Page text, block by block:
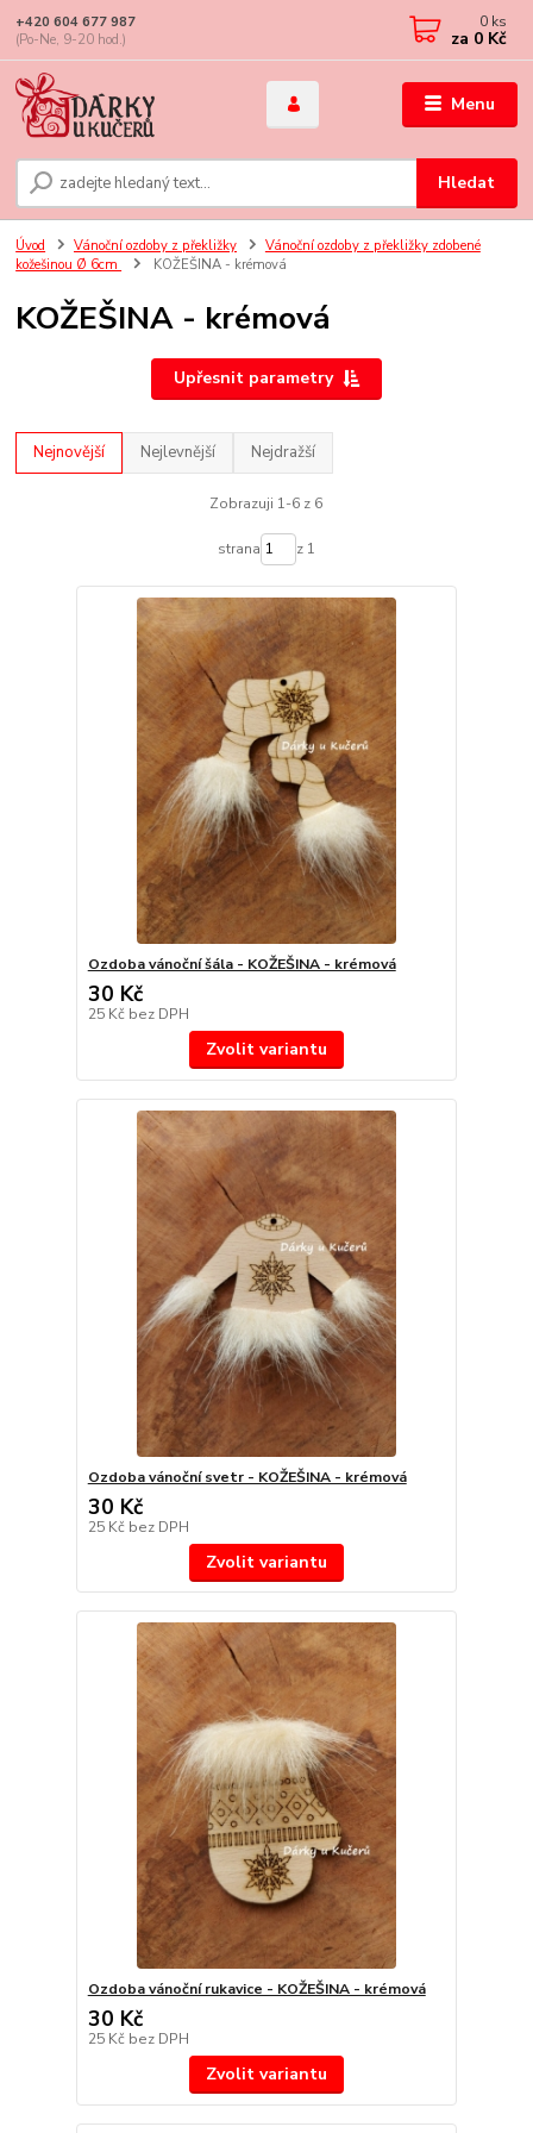
Menu
Hledat
+420 604 677 987
(Po-Ne, 9-20 hod.)
0 ks
za 0 Kč
Úvod Vánoční ozdoby z překližky
Vánoční ozdoby z překližky zdobené
kožešinou Ø 6cm
KOŽEŠINA - krémová
KOŽEŠINA - krémová
Upřesnit parametry
Nejnovější Nejlevnější Nejdražší
Zobrazuji 1-6 z 6
strana z 1
Ozdoba vánoční šála - KOŽEŠINA - krémová
30 Kč
25 Kč bez DPH
Zvolit variantu
Ozdoba vánoční svetr - KOŽEŠINA - krémová
30 Kč
25 Kč bez DPH
Zvolit variantu
Ozdoba vánoční rukavice - KOŽEŠINA - krémová
30 Kč
25 Kč bez DPH
Zvolit variantu